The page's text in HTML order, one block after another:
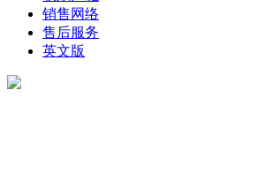
销售网络
售后服务
英文版